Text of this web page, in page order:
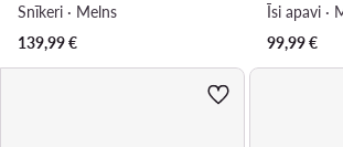
Snīkeri · Melns
139,99€
Īsi apavi ·
99,99€